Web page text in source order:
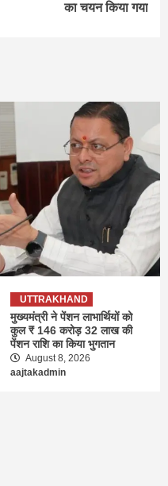
का चयन किया गया
UTTRAKHAND
मुख्यमंत्री ने पेंशन लाभार्थियों को
कुल ₹ 146 करोड़ 32 लाख की
पेंशन राशि का किया भुगतान
August 8, 2026
aajtakadmin